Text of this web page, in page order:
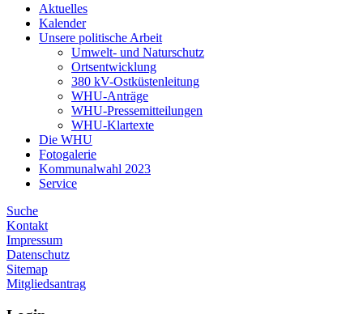
Aktuelles
Kalender
Unsere politische Arbeit
Umwelt- und Naturschutz
Ortsentwicklung
380 kV-Ostküstenleitung
WHU-Anträge
WHU-Pressemitteilungen
WHU-Klartexte
Die WHU
Fotogalerie
Kommunalwahl 2023
Service
Suche
Kontakt
Impressum
Datenschutz
Sitemap
Mitgliedsantrag